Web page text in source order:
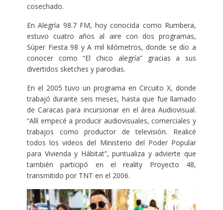
cosechado.
En Alegría 98.7 FM, hoy conocida como Rumbera,
estuvo cuatro años al aire con dos programas,
Súper Fiesta 98 y A mil kilómetros, donde se dio a
conocer como “El chico alegría” gracias a sus
divertidos sketches y parodias.
En el 2005 tuvo un programa en Circuito X, donde
trabajó durante seis meses, hasta que fue llamado
de Caracas para incursionar en el área Audiovisual.
“Allí empecé a producir audiovisuales, comerciales y
trabajos como productor de televisión. Realicé
todos los videos del Ministerio del Poder Popular
para Vivienda y Hábitat”, puntualiza y advierte que
también participó en el reality Proyecto 48,
transmitido por TNT en el 2006.